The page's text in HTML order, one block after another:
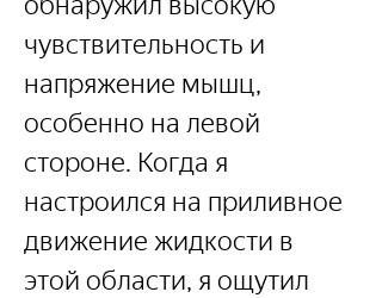
чувствительность и
напряжение мышц,
особенно на левой
стороне. Когда я
настроился на приливное
движение жидкости в
этой области, я ощутил